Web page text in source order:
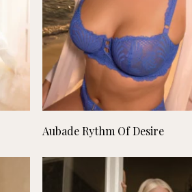
in de
Lees verder
Aubade Rythm Of Desire